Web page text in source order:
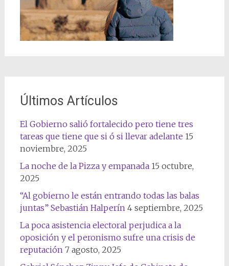
Últimos Artículos
El Gobierno salió fortalecido pero tiene tres
tareas que tiene que si ó si llevar adelante 15
noviembre, 2025
La noche de la Pizza y empanada 15 octubre,
2025
“Al gobierno le están entrando todas las balas
juntas” Sebastián Halperín 4 septiembre, 2025
La poca asistencia electoral perjudica a la
oposición y el peronismo sufre una crisis de
reputación 7 agosto, 2025